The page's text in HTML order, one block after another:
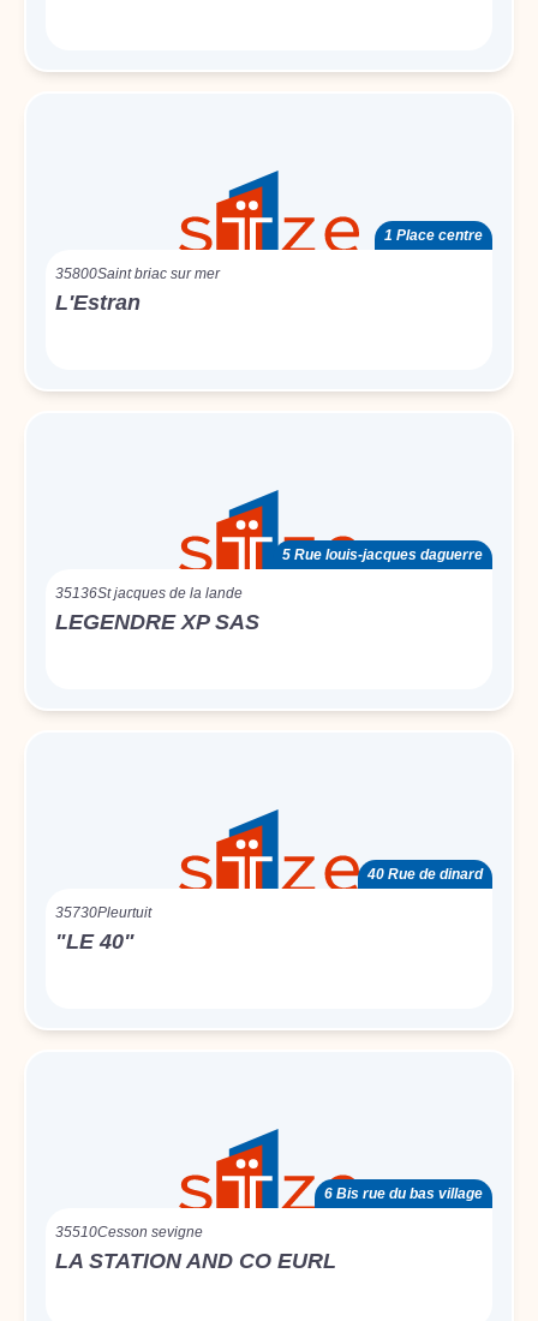
1 Place centre
35800Saint briac sur mer
L'Estran
5 Rue louis-jacques daguerre
35136St jacques de la lande
LEGENDRE XP SAS
40 Rue de dinard
35730Pleurtuit
"LE 40"
6 Bis rue du bas village
35510Cesson sevigne
LA STATION AND CO EURL